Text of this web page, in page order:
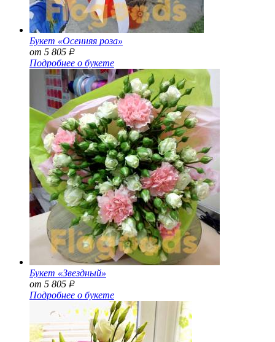
Букет «Осенняя роза»
от 5 805 Р
Подробнее о букете
Букет «Звездный»
от 5 805 Р
Подробнее о букете